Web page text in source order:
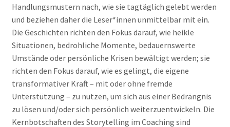
Handlungsmustern nach, wie sie tagtäglich gelebt werden
und beziehen daher die Leser*innen unmittelbar mit ein.
Die Geschichten richten den Fokus darauf, wie heikle
Situationen, bedrohliche Momente, bedauernswerte
Umstände oder persönliche Krisen bewältigt werden; sie
richten den Fokus darauf, wie es gelingt, die eigene
transformativer Kraft – mit oder ohne fremde
Unterstützung – zu nutzen, um sich aus einer Bedrängnis
zu lösen und/oder sich persönlich weiterzuentwickeln. Die
Kernbotschaften des Storytelling im Coaching sind